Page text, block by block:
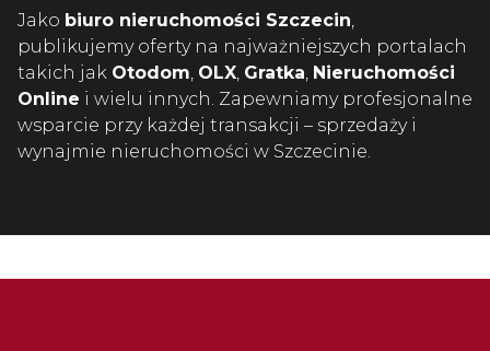
Jako biuro nieruchomości Szczecin,
publikujemy oferty na najważniejszych portalach
takich jak Otodom, OLX, Gratka, Nieruchomości
Online i wielu innych. Zapewniamy profesjonalne
wsparcie przy każdej transakcji – sprzedaży i
wynajmie nieruchomości w Szczecinie.